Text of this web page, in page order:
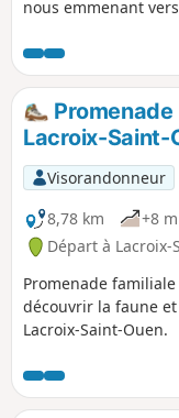
nous emmenant
laquelle furent
dragage de la
lances, une épée,
vieux de plus de
prouvant la
cette île.
Lacroix-Saint-
Visorandonneur
8,78 km
+8 m
Départ à Lacroix-
Promenade
découvrir la faune
Lacroix-Saint-Ouen.